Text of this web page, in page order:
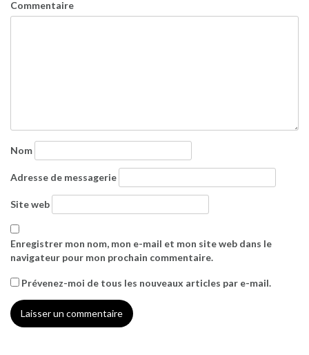
Commentaire
Nom
Adresse de messagerie
Site web
Enregistrer mon nom, mon e-mail et mon site web dans le
navigateur pour mon prochain commentaire.
Prévenez-moi de tous les nouveaux articles par e-mail.